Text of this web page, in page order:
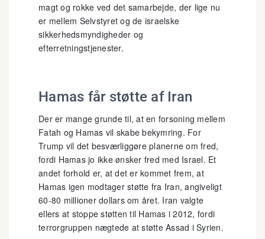
magt og rokke ved det samarbejde, der lige nu
er mellem Selvstyret og de israelske
sikkerhedsmyndigheder og
efterretningstjenester.
Hamas får støtte af Iran
Der er mange grunde til, at en forsoning mellem
Fatah og Hamas vil skabe bekymring. For
Trump vil det besværliggøre planerne om fred,
fordi Hamas jo ikke ønsker fred med Israel. Et
andet forhold er, at det er kommet frem, at
Hamas igen modtager støtte fra Iran, angiveligt
60-80 millioner dollars om året. Iran valgte
ellers at stoppe støtten til Hamas i 2012, fordi
terrorgruppen nægtede at støtte Assad i Syrien.